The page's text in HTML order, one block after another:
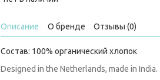
Описание О бренде Отзывы (0)
Состав: 100% органический хлопок
Designed in the Netherlands, made in India.